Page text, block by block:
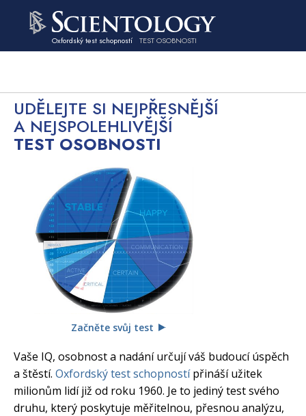
Oxfordský test schopností TEST OSOBNOSTI
UDĚLEJTE SI NEJPŘESNĚJŠÍ
A NEJSPOLEHLIVĚJŠÍ
TEST OSOBNOSTI
Začněte svůj test
Vaše IQ, osobnost a nadání určují váš budoucí úspěch
a štěstí. Oxfordský test schopnostípřináší užitek
milionům lidí již od roku 1960. Je to jediný test svého
druhu, který poskytuje měřitelnou, přesnou analýzu,